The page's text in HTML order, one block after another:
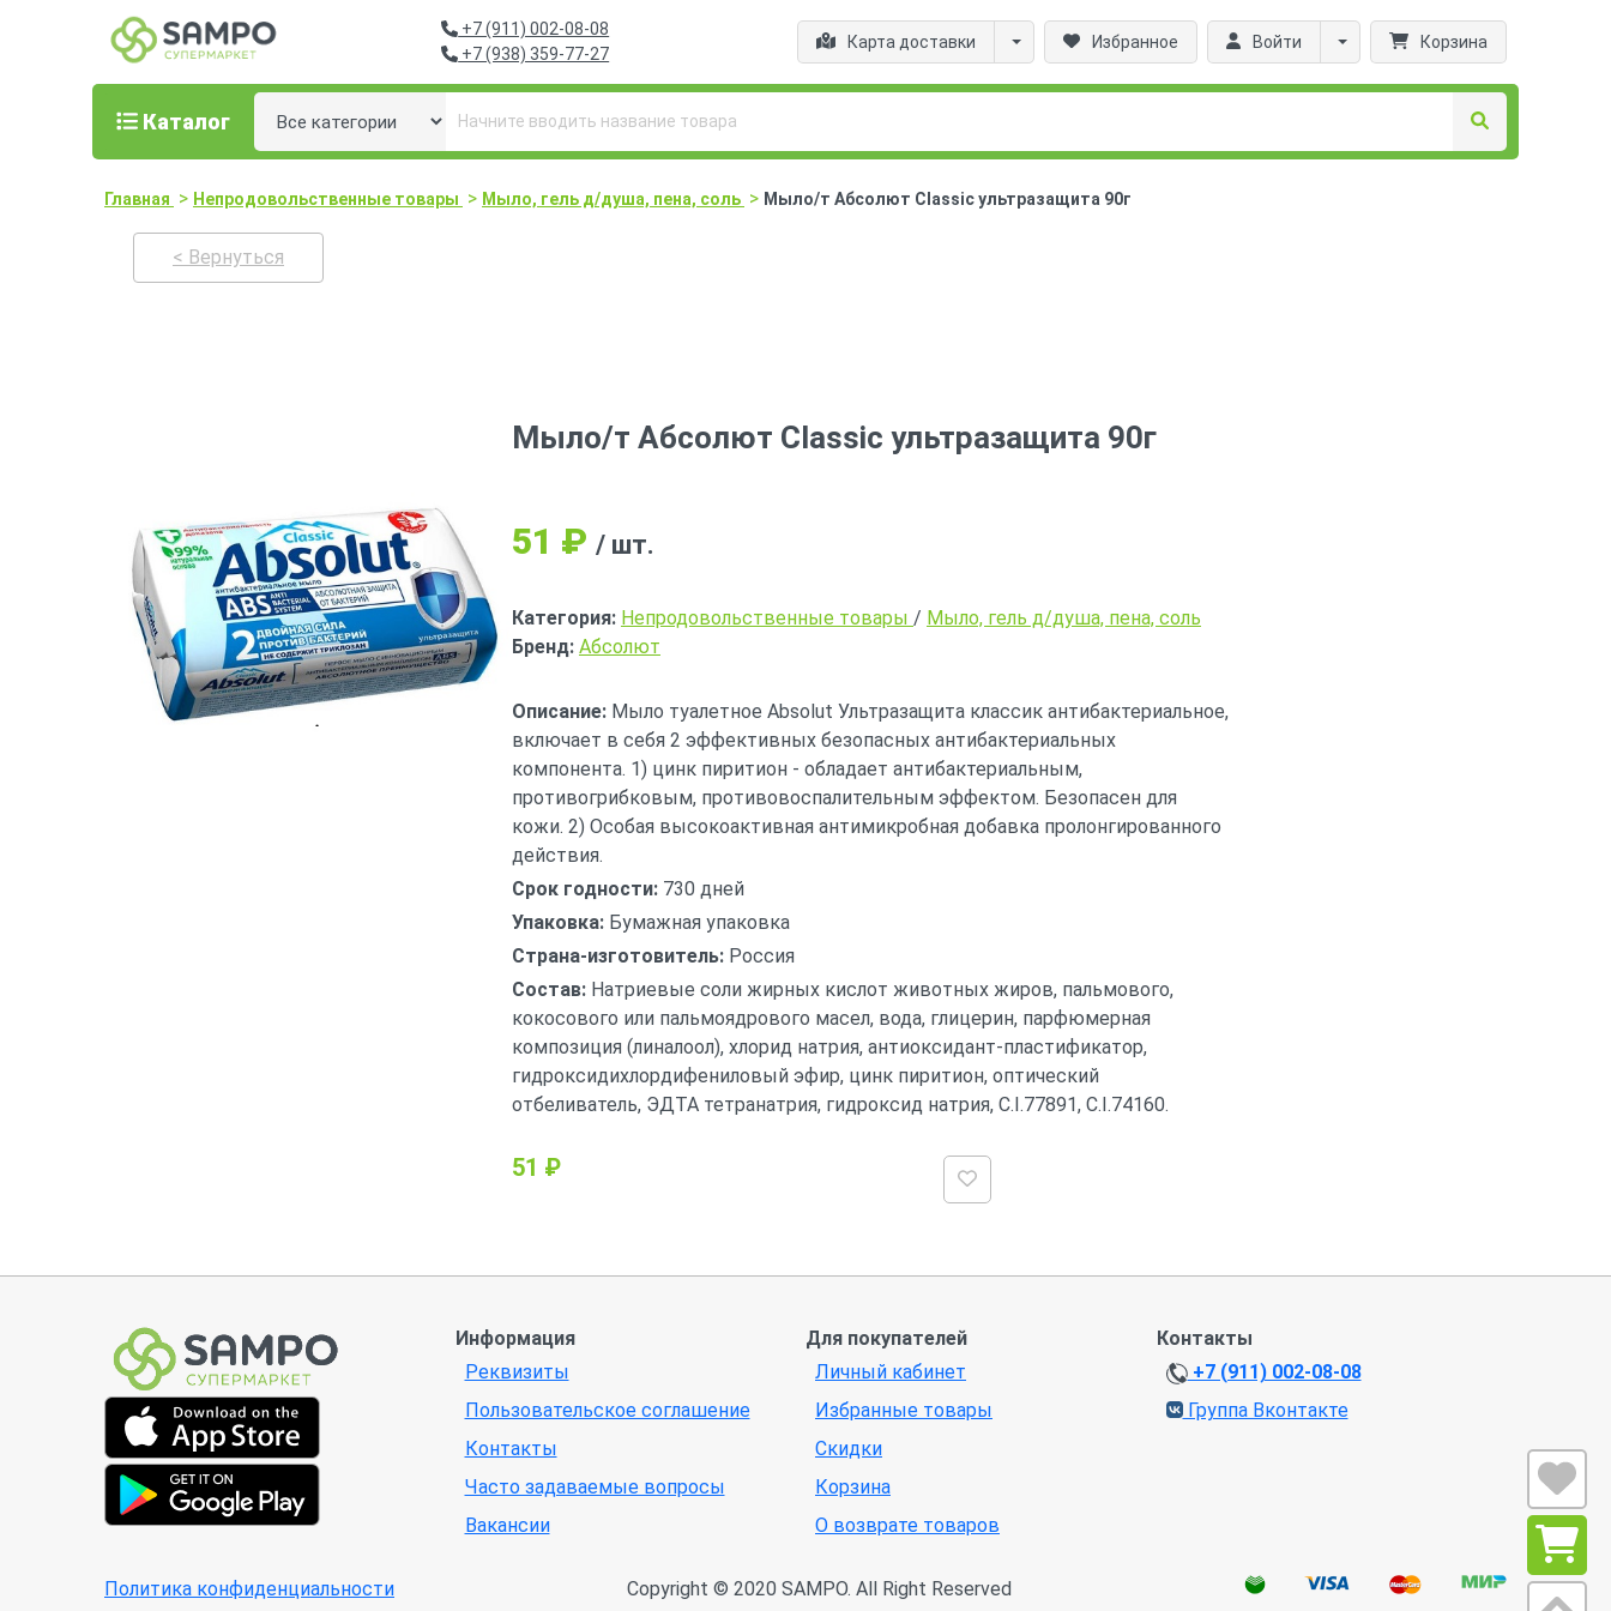
+7 (911) 002-08-08
+7 (938) 359-77-27
Карта доставки Избранное Войти Корзина
Каталог
Главная > Непродовольственные товары > Мыло, гель д/душа, пена, соль > Мыло/т Абсолют Classic ультразащита 90г
< Вернуться
Мыло/т Абсолют Classic ультразащита 90г
51 ₽ / шт.
Категория: Непродовольственные товары / Мыло, гель д/душа, пена, соль
Бренд: Абсолют
Описание: Мыло туалетное Absolut Ультразащита классик антибактериальное,
включает в себя 2 эффективных безопасных антибактериальных
компонента. 1) цинк пиритион - обладает антибактериальным,
противогрибковым, противовоспалительным эффектом. Безопасен для
кожи. 2) Особая высокоактивная антимикробная добавка пролонгированного
действия.
Срок годности: 730 дней
Упаковка: Бумажная упаковка
Страна-изготовитель: Россия
Состав: Натриевые соли жирных кислот животных жиров, пальмового,
кокосового или пальмоядрового масел, вода, глицерин, парфюмерная
композиция (линалоол), хлорид натрия, антиоксидант-пластификатор,
гидроксидихлордифениловый эфир, цинк пиритион, оптический
отбеливатель, ЭДТА тетранатрия, гидроксид натрия, C.I.77891, C.I.74160.
51 ₽
Информация
Реквизиты
Пользовательское соглашение
Контакты
Часто задаваемые вопросы
Вакансии
Для покупателей
Личный кабинет
Избранные товары
Скидки
Корзина
О возврате товаров
Контакты
+7 (911) 002-08-08
Группа Вконтакте
Политика конфиденциальности Copyright © 2020 SAMPO. All Right Reserved